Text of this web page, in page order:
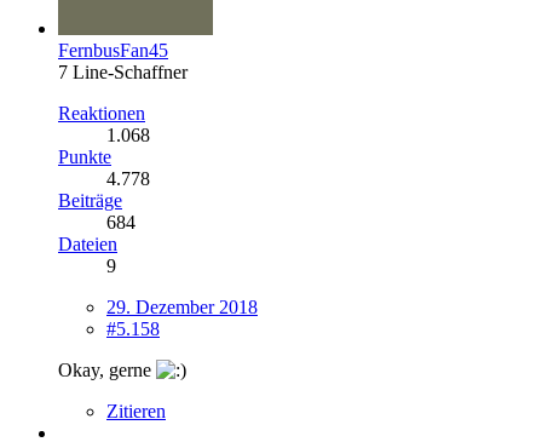
FernbusFan45
7 Line-Schaffner
Reaktionen
1.068
Punkte
4.778
Beiträge
684
Dateien
9
29. Dezember 2018
#5.158
Okay, gerne
Zitieren